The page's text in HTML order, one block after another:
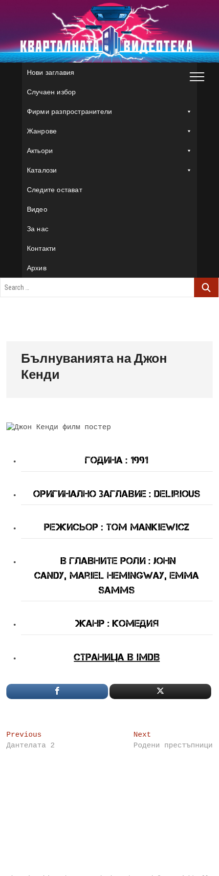
Нови заглавия
Случаен избор
Фирми разпространители
Жанрове
Актьори
Каталози
Следите остават
Видео
За нас
Контакти
Архив
Бълнуванията на Джон
Кенди
Година : 1991
оригинално Заглавие : Delirious
Режисьор : Tom Mankiewicz
В Главните Роли : John
Candy, Mariel Hemingway, Emma
Samms
Жанр : комедия
Страница в IMDB
Post
navigation
Previous
post:
Дантелата 2
NextNext
post:
Родени престъпници